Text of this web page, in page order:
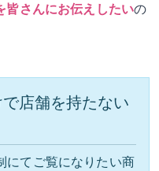
皆さんにお伝えしたいの
店舗を持たない
にてご覧になりたい商